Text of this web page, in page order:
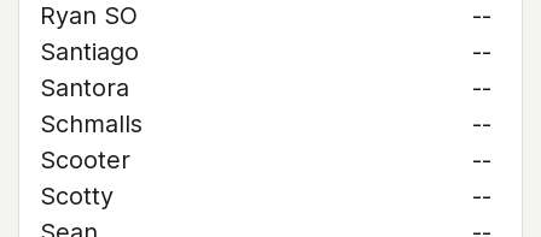
Ryan SO
--
Santiago
--
Santora
--
Schmalls
--
Scooter
--
Scotty
--